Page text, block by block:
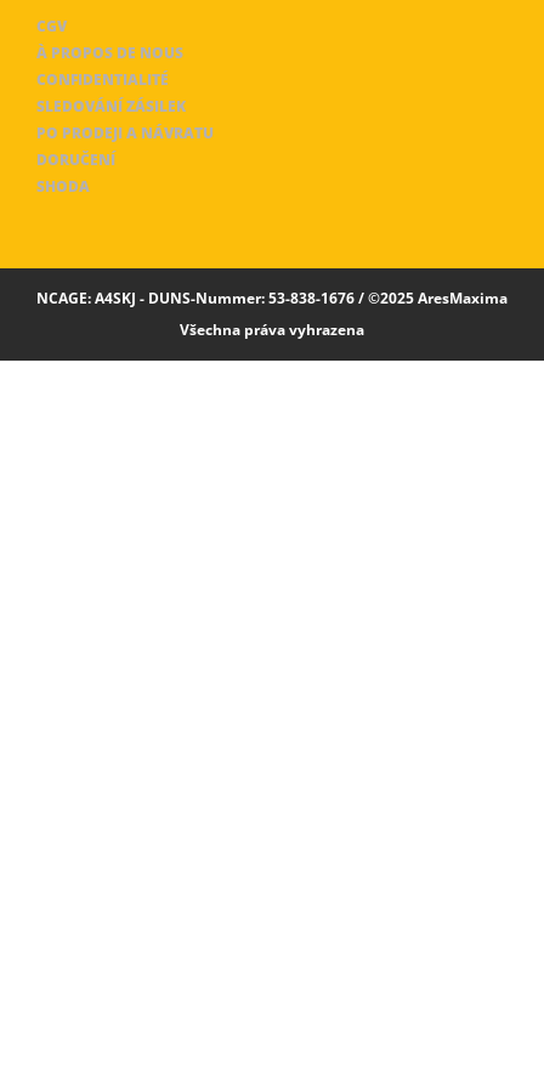
CGV
À PROPOS DE NOUS
CONFIDENTIALITÉ
SLEDOVÁNÍ ZÁSILEK
PO PRODEJI A NÁVRATU
DORUČENÍ
SHODA
NCAGE: A4SKJ - DUNS-Nummer: 53-838-1676 / ©2025 AresMaxima
Všechna práva vyhrazena